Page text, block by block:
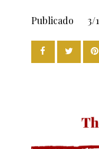
Publicado 3/